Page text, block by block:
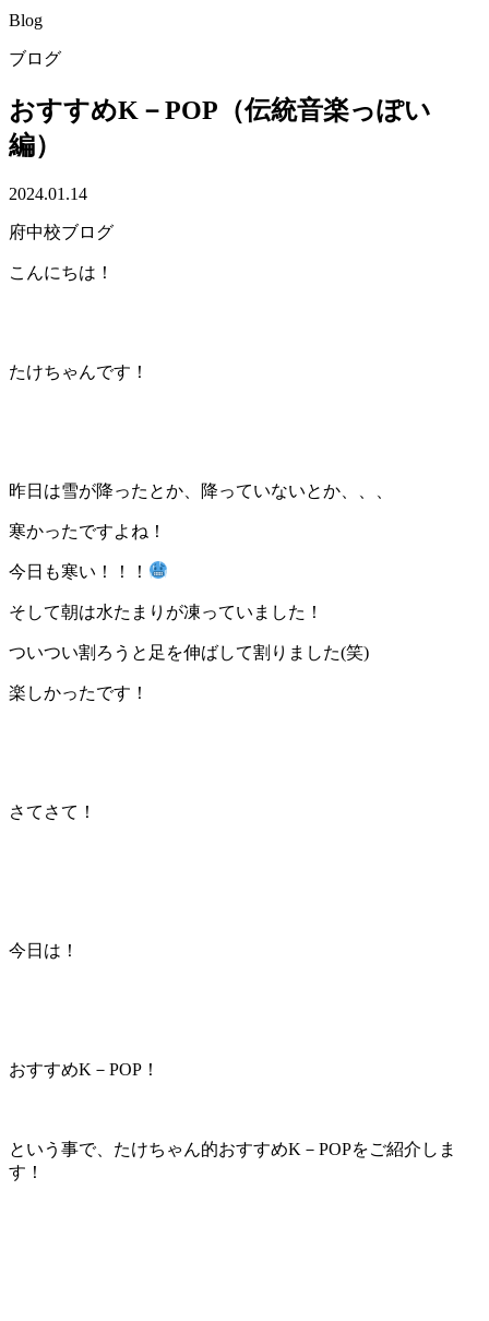
Blog
ブログ
おすすめK－POP（伝統音楽っぽい
編）
2024.01.14
府中校ブログ
こんにちは！
たけちゃんです！
昨日は雪が降ったとか、降っていないとか、、、
寒かったですよね！
今日も寒い！！！
そして朝は水たまりが凍っていました！
ついつい割ろうと足を伸ばして割りました(笑)
楽しかったです！
さてさて！
今日は！
おすすめK－POP！
という事で、たけちゃん的おすすめK－POPをご紹介しま
す！